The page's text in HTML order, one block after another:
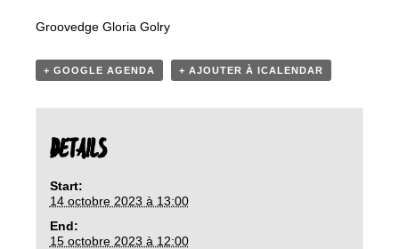
Groovedge Gloria Golry
+ GOOGLE AGENDA + AJOUTER À ICALENDAR
DETAILS
Start:
14 octobre 2023 à 13:00
End:
15 octobre 2023 à 12:00